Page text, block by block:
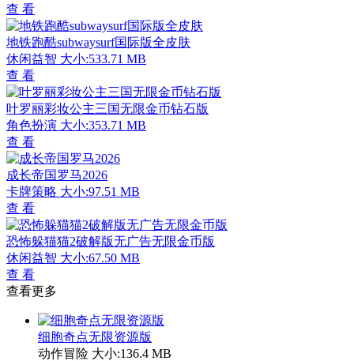
查 看
地铁跑酷subwaysurf国际版全皮肤
休闲益智 大小:533.71 MB
查 看
叶罗丽彩妆公主三国无限金币钻石版
角色扮演 大小:353.71 MB
查 看
成长帝国罗马2026
卡牌策略 大小:97.51 MB
查 看
恐怖躲猫猫2破解版无广告无限金币版
休闲益智 大小:67.50 MB
查 看
查看更多
细胞奇点无限资源版
动作冒险 大小:136.4 MB